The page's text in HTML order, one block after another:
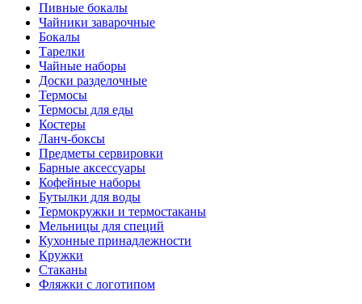
Пивные бокалы
Чайники заварочные
Бокалы
Тарелки
Чайные наборы
Доски разделочные
Термосы
Термосы для еды
Костеры
Ланч-боксы
Предметы сервировки
Барные аксессуары
Кофейные наборы
Бутылки для воды
Термокружки и термостаканы
Мельницы для специй
Кухонные принадлежности
Кружки
Стаканы
Фляжки с логотипом